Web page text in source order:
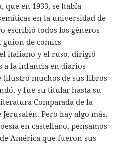
que en 1933, se había
en la universidad de
escribió todos los géneros
guion de comics,
italiano y el ruso, dirigió
a la infancia en diarios
muchos de sus libros
y fue su titular hasta su
Comparada de la
Pero hay algo más.
en castellano, pensamos
América que fueron sus